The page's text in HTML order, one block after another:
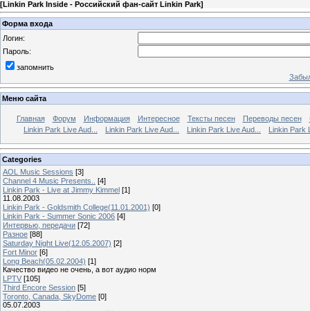
[Linkin Park Inside - Российский фан-сайт Linkin Park]
Форма входа
Логин:
Пароль:
запомнить
Меню сайта
Главная Форум Информация Интересное Тексты песен Переводы песен
Linkin Park Live Aud...
Linkin Park Live Aud... Linkin Park Live Aud... Linkin Park
Categories
AOL Music Sessions [3]
Channel 4 Music Presents..
[4]
Linkin Park - Live at Jimmy Kimmel [1]
11.08.2003
Linkin Park - Goldsmith College(11.01.2001) [0]
Linkin Park - Summer Sonic 2006 [4]
Интервью, передачи [72]
Разное [88]
Saturday Night Live(12.05.2007) [2]
Fort Minor [6]
Long Beach(05.02.2004) [1]
Качество видео не очень, а вот аудио норм
LPTV [105]
Third Encore Session [5]
Toronto, Canada, SkyDome [0]
05.07.2003